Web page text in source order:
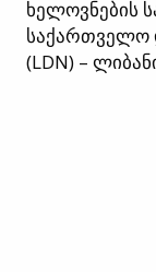
ხელოვნების
საქართველო
(LDN) –